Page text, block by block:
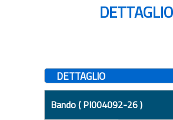
DETTAGLIO
DETTAGLIO
Bando ( PI004092-26 )